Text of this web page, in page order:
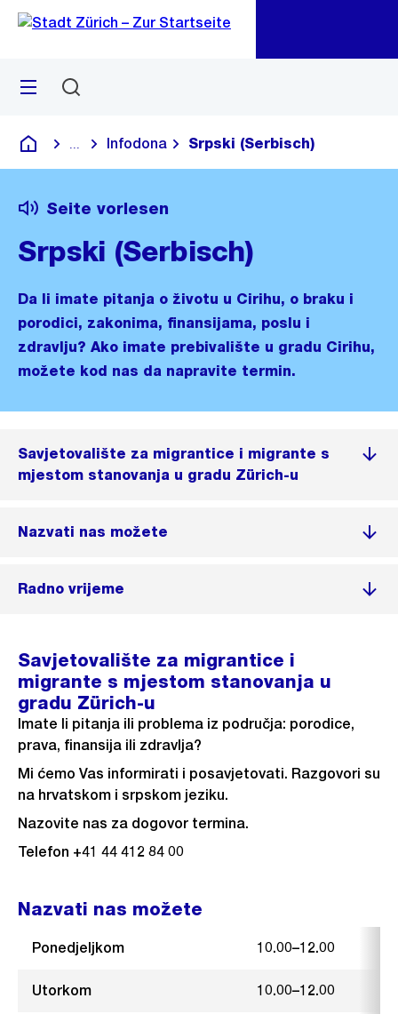
Navigation
Sprunglink
Menü
Deutsch
Blende alle Breadcrumbs ein
Infodona Srpski (Serbisch)
Seite vorlesen
Srpski (Serbisch)
Da li imate pitanja o životu u Cirihu, o braku i
porodici, zakonima, finansijama, poslu i
zdravlju? Ako imate prebivalište u gradu Cirihu,
možete kod nas da napravite termin.
Savjetovalište za migrantice i migrante s
mjestom stanovanja u gradu Zürich-u
Nazvati nas možete
Radno vrijeme
Savjetovalište za migrantice i
migrante s mjestom stanovanja u
gradu Zürich-u
Imate li pitanja ili problema iz područja: porodice,
prava, finansija ili zdravlja?
Mi ćemo Vas informirati i posavjetovati. Razgovori su
na hrvatskom i srpskom jeziku.
Nazovite nas za dogovor termina.
Telefon +41 44 412 84 00
Nazvati nas možete
Ponedjeljkom 10.00–12.00
Utorkom 10.00–12.00